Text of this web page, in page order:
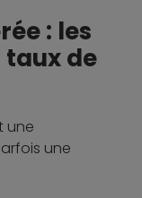
: les
taux de
une
une